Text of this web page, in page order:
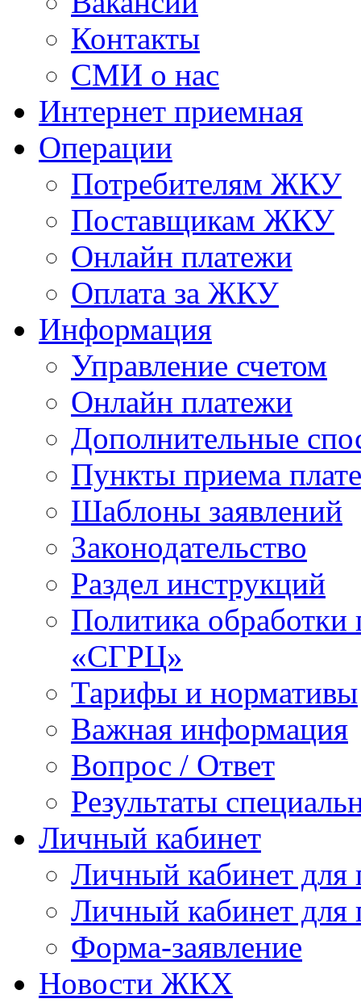
Контакты
СМИ о нас
Интернет приемная
Операции
Потребителям ЖКУ
Поставщикам ЖКУ
Онлайн платежи
Оплата за ЖКУ
Информация
Управление счетом
Онлайн платежи
Дополнительные
Пункты приема
Шаблоны заявлений
Законодательство
Раздел инструкций
Политика
«СГРЦ»
Тарифы и нормативы
Важная информация
Вопрос / Ответ
Результаты
Личный кабинет
Личный кабинет
Личный кабинет
Форма-заявление
Новости ЖКХ